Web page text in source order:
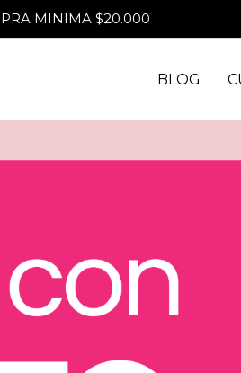
MINIMA $20.000
BLOG